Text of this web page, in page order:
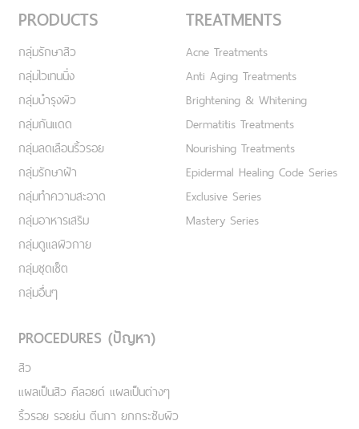
PRODUCTS
กลุ่มรักษาสิว
กลุ่มไวเทนนิ่ง
กลุ่มบำรุงผิว
กลุ่มกันแดด
กลุ่มลดเลือนริ้วรอย
กลุ่มรักษาฝ้า
กลุ่มทำความสะอาด
กลุ่มอาหารเสริม
กลุ่มดูแลผิวกาย
กลุ่มชุดเซ็ต
กลุ่มอื่นๆ
TREATMENTS
Acne Treatments
Anti Aging Treatments
Brightening & Whitening
Dermatitis Treatments
Nourishing Treatments
Epidermal Healing Code Series
Exclusive Series
Mastery Series
PROCEDURES (ปัญหา)
สิว
แผลเป็นสิว คีลอยด์ แผลเป็นต่างๆ
ริ้วรอย รอยย่น ตีนกา ยกกระชับผิว